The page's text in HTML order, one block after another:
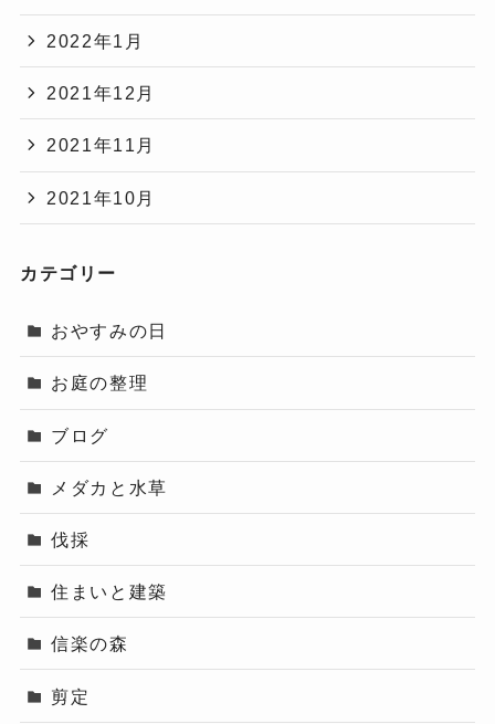
2022年1月
2021年12月
2021年11月
2021年10月
カテゴリー
おやすみの日
お庭の整理
ブログ
メダカと水草
伐採
住まいと建築
信楽の森
剪定